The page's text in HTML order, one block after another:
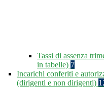
Tassi di assenza
in tabelle) 7
Incarichi conferiti e
(dirigenti e non dirigenti)